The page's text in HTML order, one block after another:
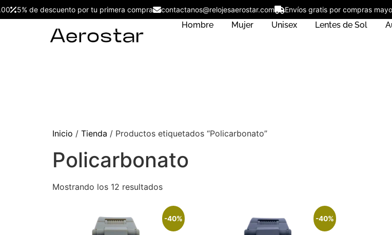
299.00 5% de descuento por tu primera compra contactanos@relojesaerostar.com Envíos gratis por compras
Hombre Mujer Unisex Lentes de Sol
Inicio / Tienda / Productos etiquetados “Policarbonato”
Policarbonato
Mostrando los 12 resultados
-40% -40%